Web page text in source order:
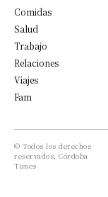
Comidas
Salud
Trabajo
Relaciones
Viajes
Fam
© Todos los derechos
reservados, Córdoba
Times